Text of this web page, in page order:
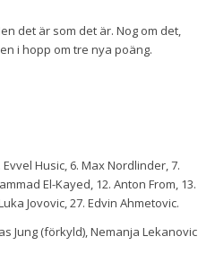
det är som det är. Nog om det,
i hopp om tre nya poäng.
Husic, 6. Max Nordlinder, 7.
El-Kayed, 12. Anton From, 13.
Jovovic, 27. Edvin Ahmetovic.
Jung (förkyld), Nemanja Lekanovic